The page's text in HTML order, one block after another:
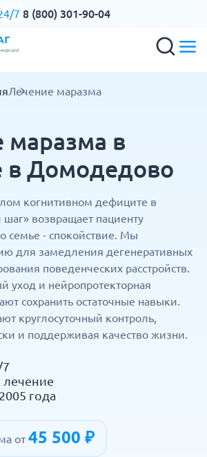
7 8 (800) 301-90-04
Лечение маразма
маразма в
в Домодедово
когнитивном дефиците в
возвращает пациенту
семье - спокойствие. Мы
для замедления дегенеративных
поведенческих расстройств.
уход и нейропротекторная
сохранить остаточные навыки.
круглосуточный контроль,
и поддерживая качество жизни.
года
от45 500 ₽